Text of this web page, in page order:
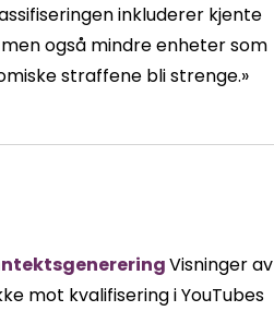
inkluderer kjente
også mindre enheter som
straffene bli strenge.»
Visninger av
mot kvalifisering i YouTubes